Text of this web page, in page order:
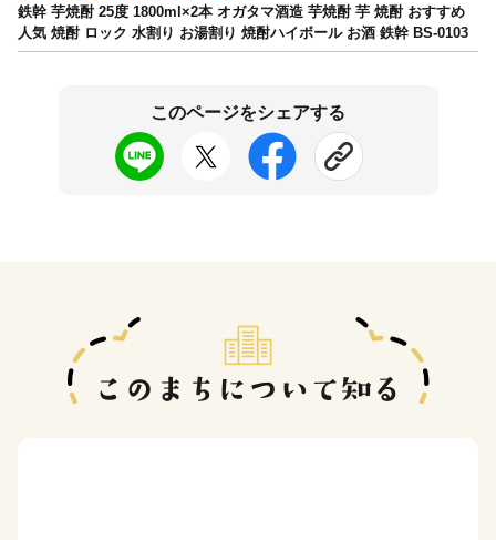
鉄幹 芋焼酎 25度 1800ml×2本 オガタマ酒造 芋焼酎 芋 焼酎 おすすめ
人気 焼酎 ロック 水割り お湯割り 焼酎ハイボール お酒 鉄幹 BS-0103
このページをシェアする